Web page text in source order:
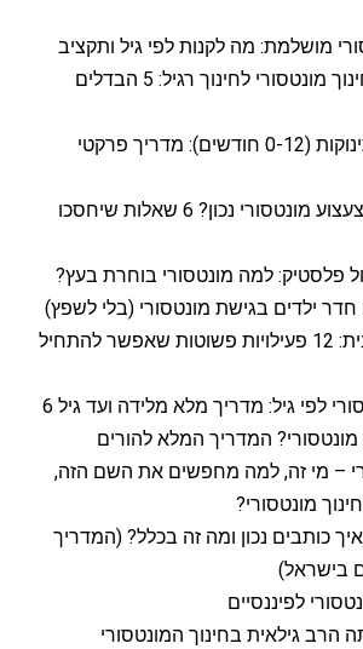
מושלמת: מה לקנות לפי גיל ותקציב
ההבדל בין חינוך מונטסורי לחינוך רגיל: 5 הבדלים
מונטסורי לתינוקות (0-12 חודשים): מדריך פרקטי
איך בוחרים צעצוע מונטסורי נכון? 6 שאלות שיחסכו
פלסטיק: למה מונטסורי בוחרת בעץ?
ילדים בגישת מונטסורי (בלי לשפץ)
מונטסורי בבית: 12 פעילויות פשוטות שאפשר להתחיל
לפי גיל: מדריך מלא מלידה ועד גיל 6
המדריך המלא להורים
– מי זה, למה מחפשים את השם הזה,
מונטסורי?
כותבים נכון ומה זה בכלל? (המדריך
בישראל)
לפיננסיים
הרב גילאית בחינוך המונטסורי